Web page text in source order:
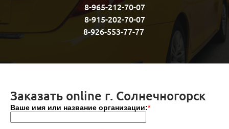
8-965-212-70-07
8-915-202-70-07
8-926-553-77-77
Заказать online г. Солнечногорск
Ваше имя или название организации:*